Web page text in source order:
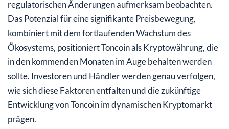
regulatorischen Änderungen aufmerksam beobachten.
Das Potenzial für eine signifikante Preisbewegung,
kombiniert mit dem fortlaufenden Wachstum des
Ökosystems, positioniert Toncoin als Kryptowährung, die
in den kommenden Monaten im Auge behalten werden
sollte. Investoren und Händler werden genau verfolgen,
wie sich diese Faktoren entfalten und die zukünftige
Entwicklung von Toncoin im dynamischen Kryptomarkt
prägen.